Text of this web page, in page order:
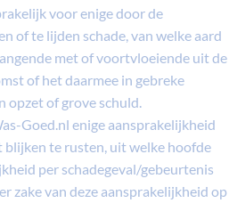
voor enige door de
of te lijden schade, van welke aard
met of voortvloeiende uit de
of het daarmee in gebreke
opzet of grove schuld.
Goed.nl enige aansprakelijkheid
blijken te rusten, uit welke hoofde
per schadegeval/gebeurtenis
zake van deze aansprakelijkheid op